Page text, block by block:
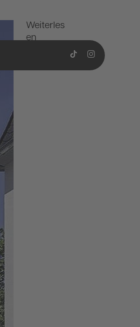
Weiterles
en